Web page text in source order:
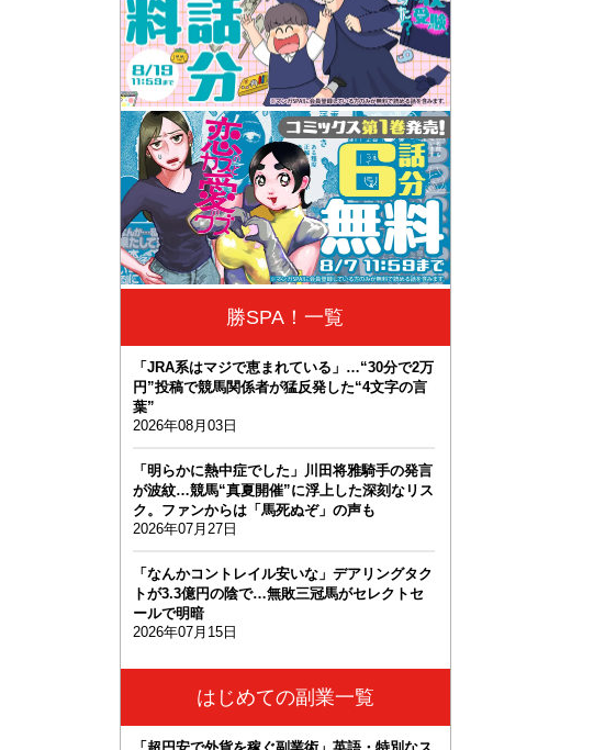
勝SPA！一覧
「JRA系はマジで恵まれている」…“30分で2万
円”投稿で競馬関係者が猛反発した“4文字の言
葉”
2026年08月03日
「明らかに熱中症でした」川田将雅騎手の発言
が波紋…競馬“真夏開催”に浮上した深刻なリス
ク。ファンからは「馬死ぬぞ」の声も
2026年07月27日
「なんかコントレイル安いな」デアリングタク
トが3.3億円の陰で…無敗三冠馬がセレクトセ
ールで明暗
2026年07月15日
はじめての副業一覧